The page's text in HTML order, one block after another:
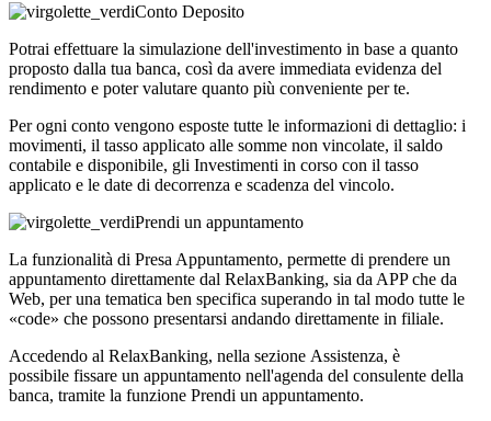
Conto Deposito
Potrai effettuare la simulazione dell'investimento in base a quanto
proposto dalla tua banca, così da avere immediata evidenza del
rendimento e poter valutare quanto più conveniente per te.
Per ogni conto vengono esposte tutte le informazioni di dettaglio: i
movimenti, il tasso applicato alle somme non vincolate, il saldo
contabile e disponibile, gli Investimenti in corso con il tasso
applicato e le date di decorrenza e scadenza del vincolo.
Prendi un appuntamento
La funzionalità di Presa Appuntamento, permette di prendere un
appuntamento direttamente dal RelaxBanking, sia da APP che da
Web, per una tematica ben specifica superando in tal modo tutte le
«code» che possono presentarsi andando direttamente in filiale.
Accedendo al RelaxBanking, nella sezione Assistenza, è
possibile fissare un appuntamento nell'agenda del consulente della
banca, tramite la funzione Prendi un appuntamento.